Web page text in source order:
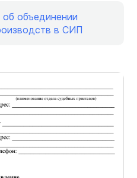
объединении
в СИП